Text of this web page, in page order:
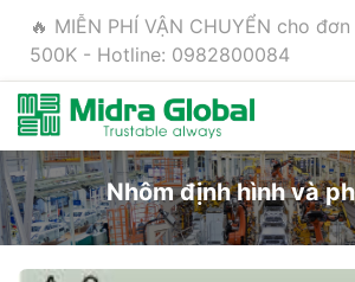
🔥 MIỄN PHÍ VẬN CHUYỂN cho
500K - Hotline: 0982800084
Nhôm định hình và